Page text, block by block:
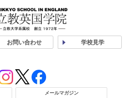
お問い合わせ 学校見学
メールマガジン